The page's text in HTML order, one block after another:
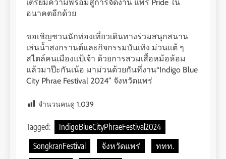
เตรียมความพร้อมสู่การจัดงาน แพร่ Pride ใน
อนาคตอีกด้วย
ขอเชิญชวนนักท่องเที่ยวเดินทางร่วมสนุกสนาน
เล่นน้ำสงกรานต์และกิจกรรมบันเทิง ม่วนแต้ ๆ
สไตล์คนเมืองแป้เจ้า ด้วยการสวมเสื้อหม้อห้อม
แล้วมาป๊ะกันเน้อ มาม่วนด้วยกันที่งาน“Indigo Blue
City Phrae Festival 2024” จังหวัดแพร่
จำนวนคนดู 1,039
Tagged:
IndigoBlueCityPhraeFestival2024
SongkranFestival
จังหวัดแพร่
ททท.